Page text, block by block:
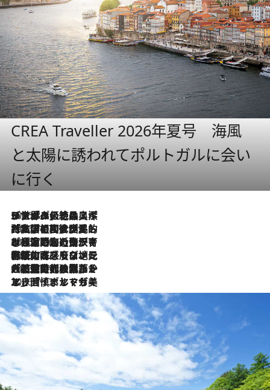
CREA Traveller 2026年夏号 海風
と太陽に誘われてポルトガルに会い
に行く
2026.8.8
リスボンの絶品スイーツ「パステル・デ・ナタ」とは？ポルトガル伝統の奥深い世界へ
2026.7.27
「私の祖国はポルトガル語です」国民的詩人フェルナンド・ペソアと、彼が愛した文学の街を歩く
2026.7.26
ポルトガル近海が育む極上の海の幸。キリリと冷えた白ワインと愉しむ、シーフード専門店の贅沢
2026.7.22
伝統の味をモダンに昇華。高感度な地元客が集う、リスボンの最旬ガストロノミー
2026.7.21
大航海時代の栄華から、震災、独裁、そして革命へ。ポルトガル・首都リスボンの石畳に刻まれた「歴史の光と影」
2026.7.13
エッセイ・ヤマザキマリ「慎ましくも美しき国 ポルトガル」